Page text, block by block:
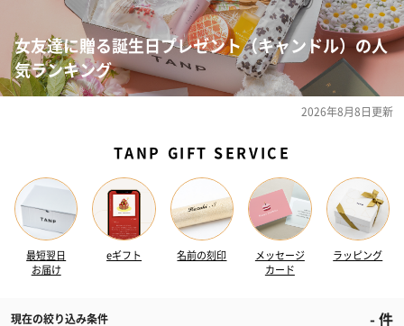
女友達に贈る誕生日プレゼント（キャンドル）の人
気ランキング
2026年8月8日更新
TANP GIFT SERVICE
最短翌日
お届け
eギフト 名前の刻印
メッセージ
カード
ラッピング
現在の絞り込み条件 -件